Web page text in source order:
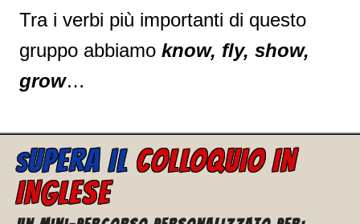
Tra i verbi più importanti di questo
gruppo abbiamo know, fly, show,
grow…
SUPERA IL COLLOQUIO IN
INGLESE